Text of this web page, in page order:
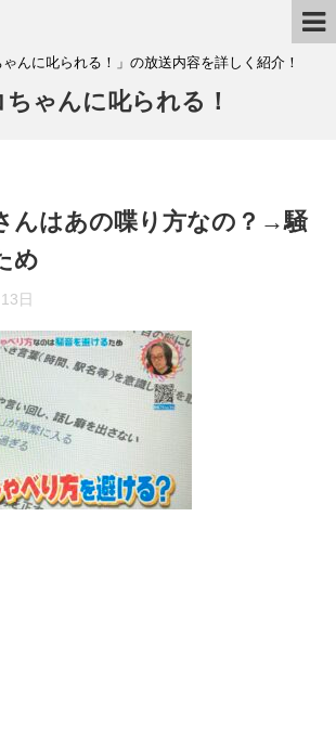
んに叱られる！」の放送内容を詳しく紹介！
ちゃんに叱られる！
んはあの喋り方なの？→騒
め
日